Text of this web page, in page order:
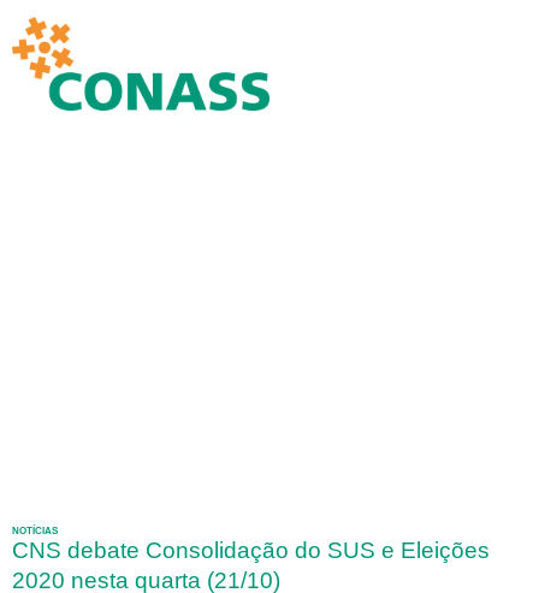
NOTÍCIAS
CNS debate Consolidação do SUS e Eleições
2020 nesta quarta (21/10)